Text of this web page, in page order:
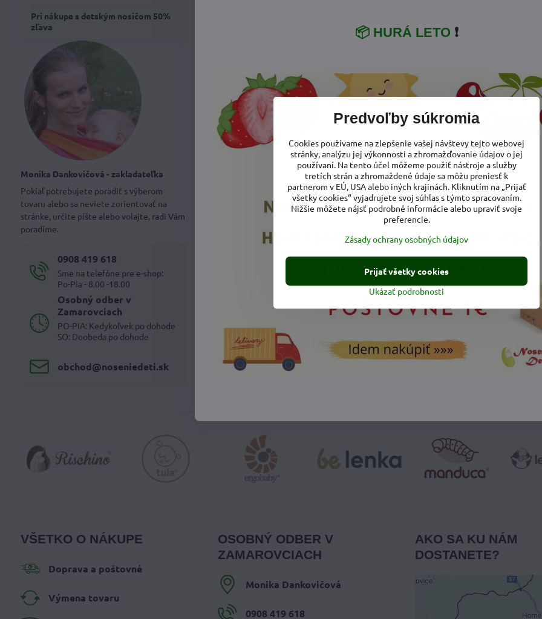
Pri nákupe s detským nosičom 50%
zľava
Monika Dankovičová - zakladateľka
Pokiaľ potrebujete poradiť s výberom
tovaru alebo sa neviete zorientovať na
stránke, určite píšte alebo volajte, radi Vám
poradíme.
0908 419 618
Sme na telefóne pre e-shop:
Po-Pia - 8.00 -18.00
Osobný odber v
Zamarovciach
PO-PIA: Kedykoľvek po dohode
SO: Doobeda po dohode
obchod​@noseniedeti​.sk
VŠETKO O NÁKUPE
Doprava a poštovné
Výmena tovaru
OSOBNÝ ODBER V
ZAMAROVCIACH
Monika Dankovičová
0908 419 618
AKO SA KU NÁM
DOSTANETE?
Predvoľby súkromia
Cookies používame na zlepšenie vašej návštevy tejto webovej
stránky, analýzu jej výkonnosti a zhromažďovanie údajov o jej
používaní. Na tento účel môžeme použiť nástroje a služby
tretích strán a zhromaždené údaje sa môžu preniesť k
partnerom v EÚ, USA alebo iných krajinách. Kliknutím na „Prijať
všetky cookies“ vyjadrujete svoj súhlas s týmto spracovaním.
Nižšie môžete nájsť podrobné informácie alebo upraviť svoje
preferencie.
Zásady ochrany osobných údajov
Ukázať podrobnosti
Prijať všetky cookies
📦 HURÁ LETO ❗